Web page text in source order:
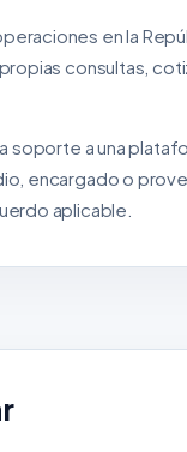
en la
consultas,
soporte a una
encargado o
aplicable.